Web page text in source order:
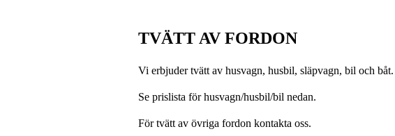
TVÄTT AV FORDON
Vi erbjuder tvätt av husvagn, husbil, släpvagn, bil och båt.
Se prislista för husvagn/husbil/bil nedan.
För tvätt av övriga fordon kontakta oss.